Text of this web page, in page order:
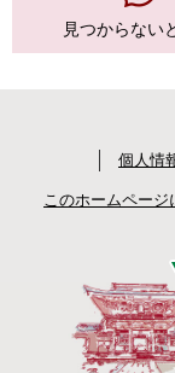
見つからない
個人情
このホームページ